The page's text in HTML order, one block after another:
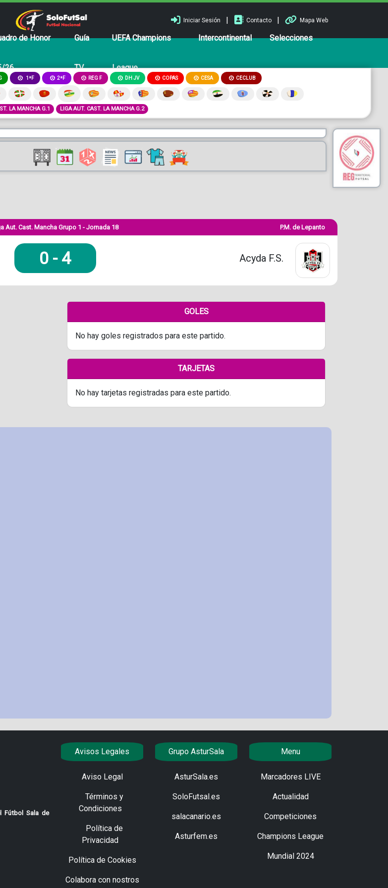
Iniciar Sesión | Contacto | Mapa Web
de Honor
26
Guía
TV
UEFA Champions
League
Intercontinental Selecciones
1ªF 2ªF REG F DH JV COPAS CESA CECLUB
LA MANCHA G.1 LIGA AUT. CAST. LA MANCHA G.2
Aut. Cast. Mancha Grupo 1 - Jornada 18 P.M. de Lepanto
0 - 4 Acyda F.S.
GOLES
No hay goles registrados para este partido.
TARJETAS
No hay tarjetas registradas para este partido.
Fútbol Sala de
Avisos Legales
Aviso Legal
Términos y
Condiciones
Política de
Privacidad
Política de Cookies
Colabora con nostros
Grupo AsturSala
AsturSala.es
SoloFutsal.es
salacanario.es
Asturfem.es
Menu
Marcadores LIVE
Actualidad
Competiciones
Champions League
Mundial 2024